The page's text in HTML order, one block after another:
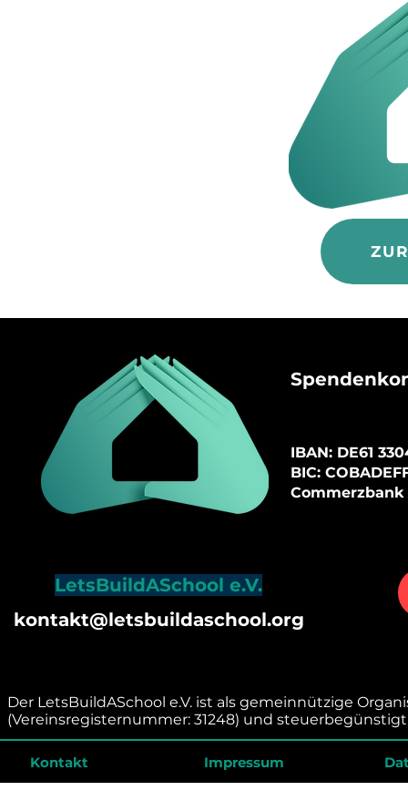
IBAN: DE61
BIC:
Commerzbank
LetsBuildASchool e.V.
kontakt@letsbuildaschool.org
Der LetsBuildASchool e.V. ist als gemeinnützige
(Vereinsregisternummer: 31248) und steuerbegünstigt
Kontakt Impressum